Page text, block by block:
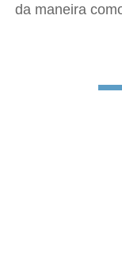
da maneira